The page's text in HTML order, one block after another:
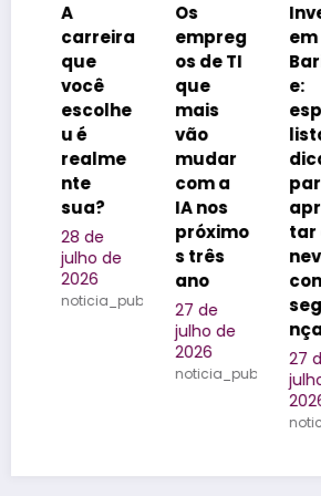
Os
empreg
os de TI
que
mais
vão
mudar
com a
IA nos
próximo
s três
ano
27 de
noticia_publicada
Inverno
em
Bariloch
e:
especia
lista dá
dicas
para
aprovei
tar a
neve
com
segura
nça
27 de
julho de
noticia_publicada
sso
do
25